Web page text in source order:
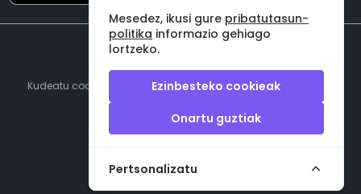
©2026 Onzane SL
Kudeatu cookieak Lege Oharra | Pribatutasun politika
Baldintzak
Mesedez, ikusi gure pribatutasun-
politika informazio gehiago
lortzeko.
Ezinbesteko cookieak
Onartu guztiak
Pertsonalizatu